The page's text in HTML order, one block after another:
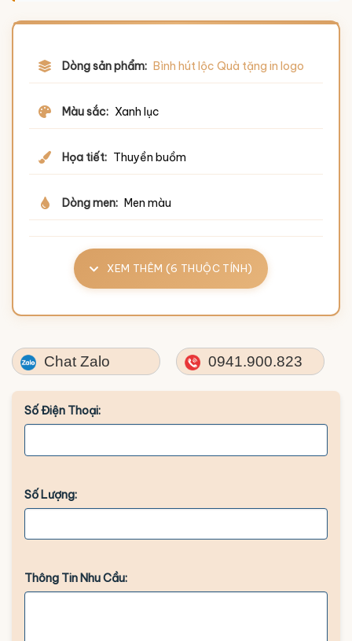
Dòng sản phẩm: Bình hút lộc Quà tặng in logo
Màu sắc: Xanh lục
Họa tiết: Thuyền buồm
Dòng men: Men màu
XEM THÊM (6 THUỘC TÍNH)
Chat Zalo 0941.900.823
Số Điện Thoại:
Số Lượng:
Thông Tin Nhu Cầu: